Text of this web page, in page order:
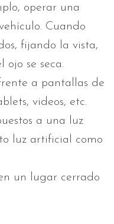
operar una
Cuando
fijando la vista,
ojo se seca.
a pantallas de
videos, etc.
a una luz
luz artificial como
un lugar cerrado